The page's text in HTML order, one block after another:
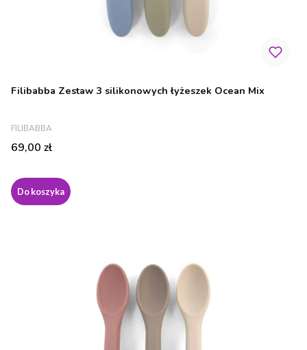
Filibabba Zestaw 3 silikonowych łyżeszek Ocean Mix
PRODUCENT
FILIBABBA
Cena
69,00 zł
Do koszyka